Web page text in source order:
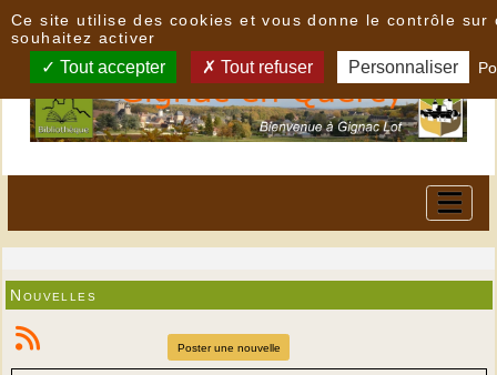
Nouvelles
Poster une nouvelle
Ce site utilise des cookies et vous donne le contrôle sur
souhaitez activer
Tout accepter Tout refuser Personnaliser